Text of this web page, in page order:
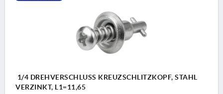
1/4 DREHVERSCHLUSS KREUZSCHLITZKOPF, STAHL
VERZINKT, L1=11,65